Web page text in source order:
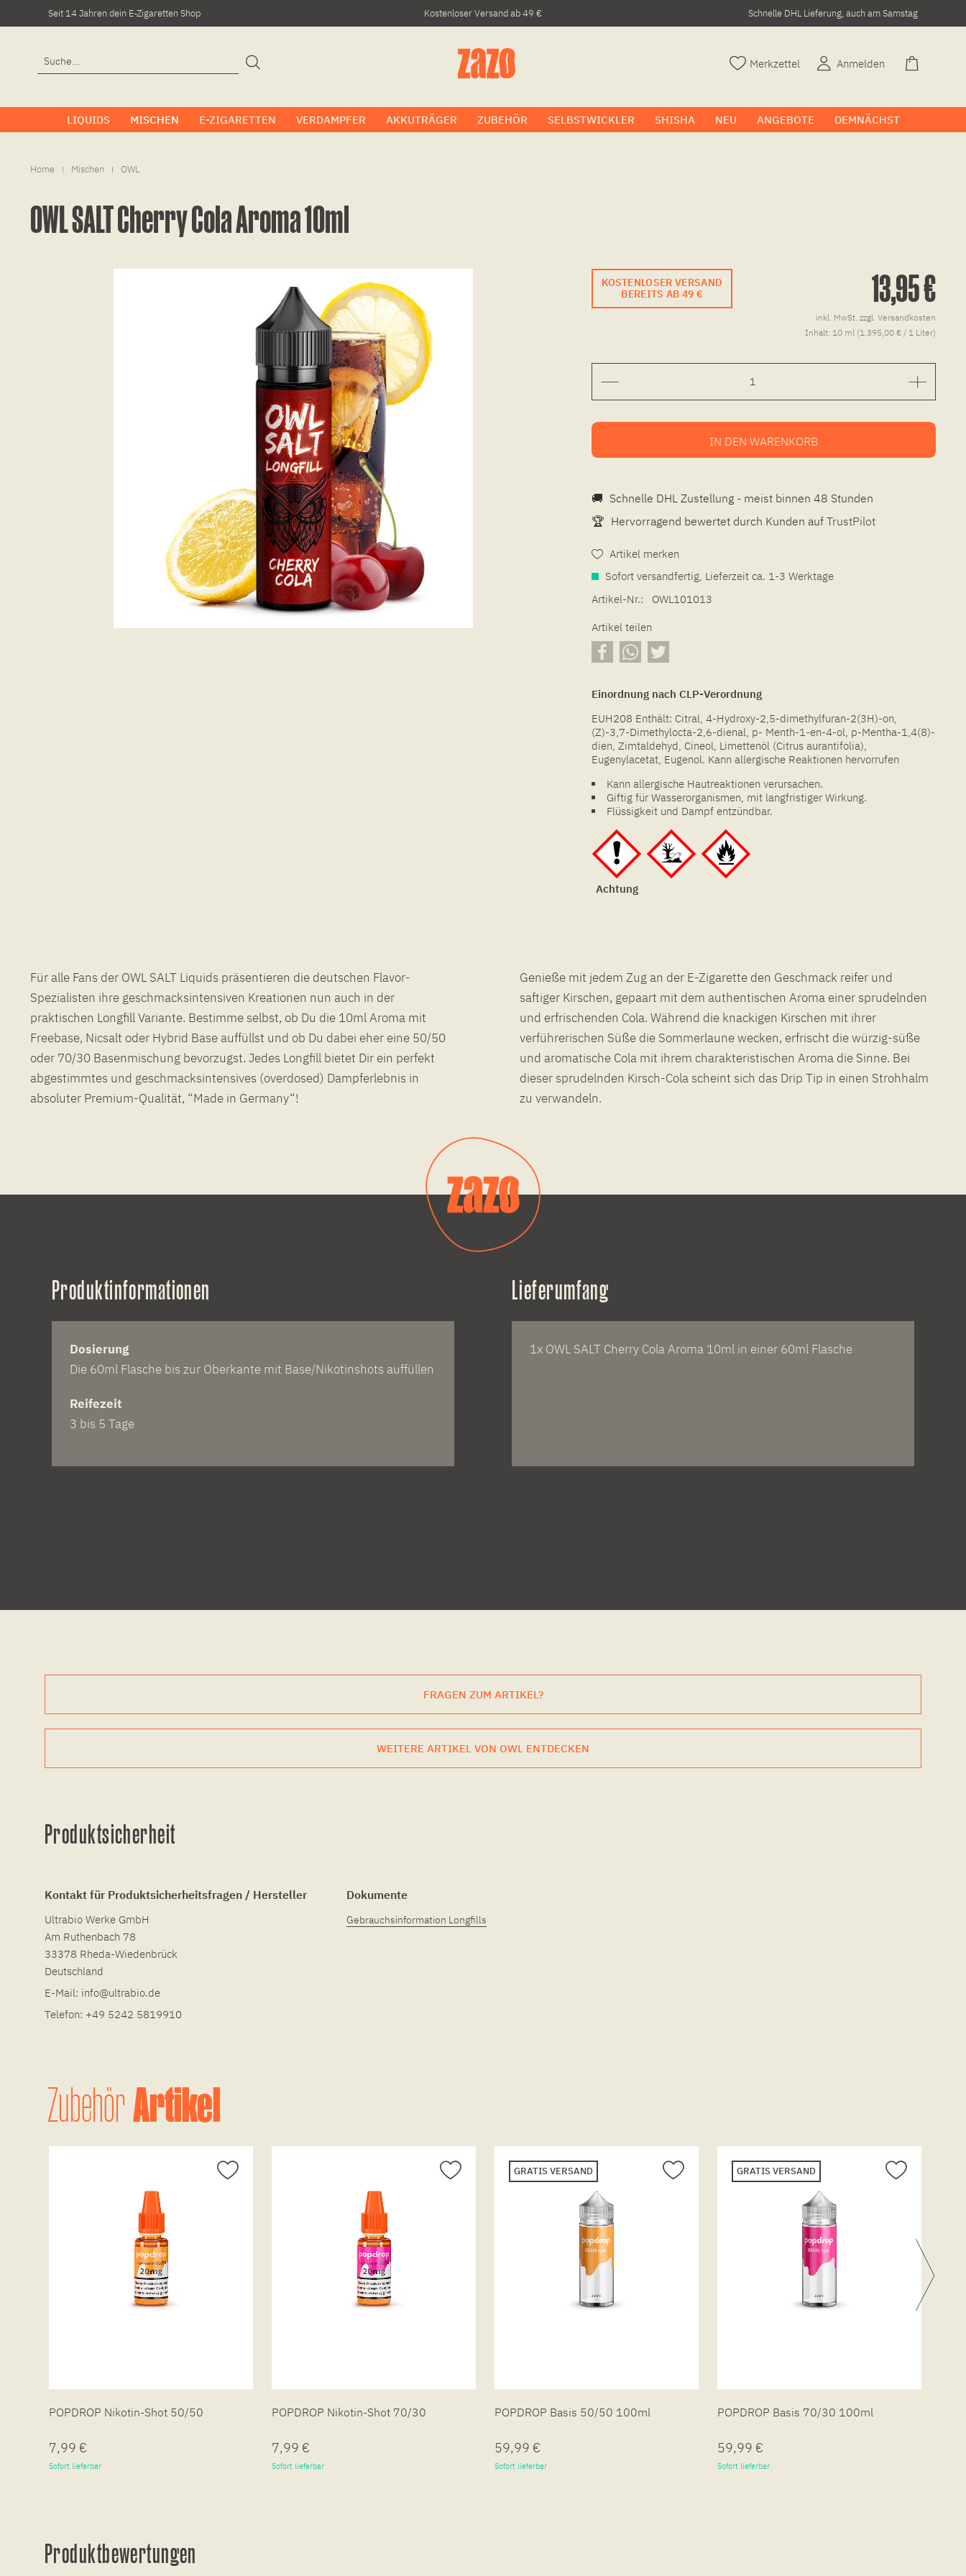
Seit 14 Jahren dein E-Zigaretten Shop Kostenloser Versand ab 49 € Schnelle DHL Lieferung, auch am Samstag
Merkzettel Anmelden
LIQUIDS MISCHEN E-ZIGARETTEN VERDAMPFER AKKUTRÄGER ZUBEHÖR SELBSTWICKLER SHISHA NEU ANGEBOTE DEMNÄCHST
Home | Mischen | OWL
OWL SALT Cherry Cola Aroma 10ml
KOSTENLOSER VERSAND
BEREITS AB 49 €
13,95 €
inkl. MwSt. zzgl. Versandkosten
Inhalt: 10 ml (1.395,00 € / 1 Liter)
IN DEN WARENKORB
🚚 Schnelle DHL Zustellung - meist binnen 48 Stunden
🏆 Hervorragend bewertet durch Kunden aufTrustPilot
Artikel merken
Sofort versandfertig, Lieferzeit ca. 1-3 Werktage
Artikel-Nr.:
OWL101013
Artikel teilen
Einordnung nach CLP-Verordnung
EUH208 Enthält: Citral, 4-Hydroxy-2,5-dimethylfuran-2(3H)-on,
(Z)-3,7-Dimethylocta-2,6-dienal, p- Menth-1-en-4-ol, p-Mentha-1,4(8)-
dien, Zimtaldehyd, Cineol, Limettenöl (Citrus aurantifolia),
Eugenylacetat, Eugenol. Kann allergische Reaktionen hervorrufen
Kann allergische Hautreaktionen verursachen.
Giftig für Wasserorganismen, mit langfristiger Wirkung.
Flüssigkeit und Dampf entzündbar.
Achtung
Für alle Fans der OWL SALT Liquids präsentieren die deutschen Flavor-
Spezialisten ihre geschmacksintensiven Kreationen nun auch in der
praktischen Longfill Variante. Bestimme selbst, ob Du die 10ml Aroma mit
Freebase, Nicsalt oder Hybrid Base auffüllst und ob Du dabei eher eine 50/50
oder 70/30 Basenmischung bevorzugst. Jedes Longfill bietet Dir ein perfekt
abgestimmtes und geschmacksintensives (overdosed) Dampferlebnis in
absoluter Premium-Qualität, “Made in Germany“!
Genieße mit jedem Zug an der E-Zigarette den Geschmack reifer und
saftiger Kirschen, gepaart mit dem authentischen Aroma einer sprudelnden
und erfrischenden Cola. Während die knackigen Kirschen mit ihrer
verführerischen Süße die Sommerlaune wecken, erfrischt die würzig-süße
und aromatische Cola mit ihrem charakteristischen Aroma die Sinne. Bei
dieser sprudelnden Kirsch-Cola scheint sich das Drip Tip in einen Strohhalm
zu verwandeln.
Produktinformationen
Dosierung
Die 60ml Flasche bis zur Oberkante mit Base/Nikotinshots auffüllen
Reifezeit
3 bis 5 Tage
Lieferumfang
1x OWL SALT Cherry Cola Aroma 10ml in einer 60ml Flasche
FRAGEN ZUM ARTIKEL?
WEITERE ARTIKEL VON OWL ENTDECKEN
Produktsicherheit
Kontakt für Produktsicherheitsfragen / Hersteller
Ultrabio Werke GmbH
Am Ruthenbach 78
33378 Rheda-Wiedenbrück
Deutschland
E-Mail: info@ultrabio.de
Telefon: +49 5242 5819910
Dokumente
Gebrauchsinformation Longfills
ZubehörArtikel
POPDROP Nikotin-Shot 50/50
7,99 €
Sofort lieferbar
POPDROP Nikotin-Shot 70/30
7,99 €
Sofort lieferbar
GRATIS VERSAND
POPDROP Basis 50/50 100ml
59,99 €
Sofort lieferbar
GRATIS VERSAND
POPDROP Basis 70/30 100ml
59,99 €
Sofort lieferbar
Produktbewertungen